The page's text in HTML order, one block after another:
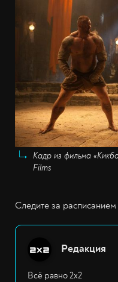
Кадр из фильма
Films
Следите за
Редакция
Всё равно 2х2